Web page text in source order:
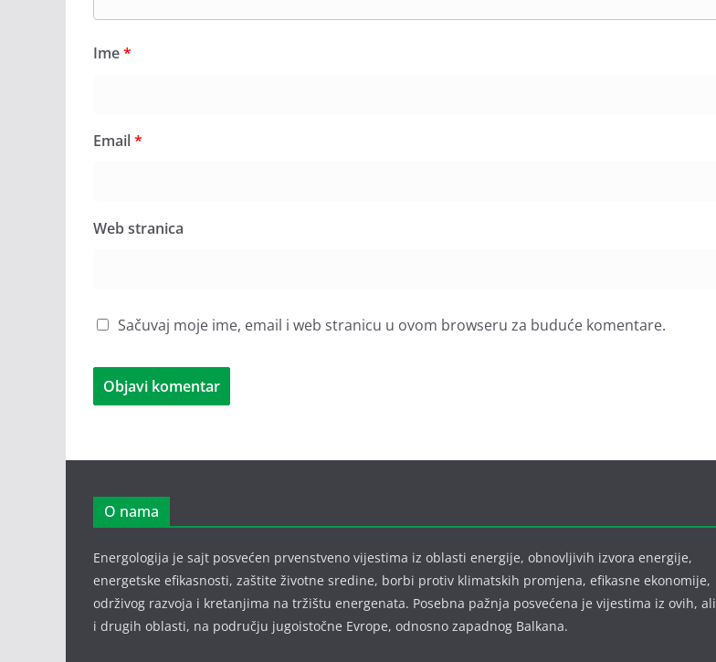
Ime*
Email*
Web stranica
Sačuvaj moje ime, email i web stranicu u ovom browseru za buduće komentare.
O nama
Energologija je sajt posvećen prvenstveno vijestima iz oblasti energije, obnovljivih izvora energije,
energetske efikasnosti, zaštite životne sredine, borbi protiv klimatskih promjena, efikasne ekonomije,
održivog razvoja i kretanjima na tržištu energenata. Posebna pažnja posvećena je vijestima iz ovih, ali
i drugih oblasti, na području jugoistočne Evrope, odnosno zapadnog Balkana.